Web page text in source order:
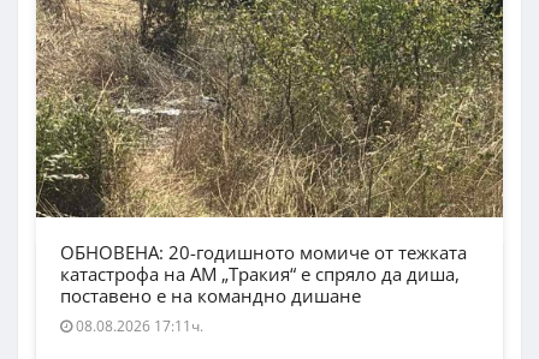
ОБНОВЕНА: 20-годишното момиче от тежката
катастрофа на АМ „Тракия“ е спряло да диша,
поставено е на командно дишане
08.08.2026 17:11ч.